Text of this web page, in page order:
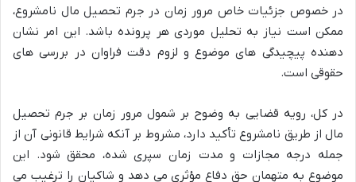
در خصوص جزئیات خاص مرور زمان در جرم تحصیل مال نامشروع،
ممکن است نیاز به تحلیل موردی هر پرونده باشد. این امر نشان
دهنده پیچیدگی های موضوع و لزوم دقت فراوان در بررسی های
حقوقی است.
در کل، رویه قضایی به وضوح بر شمول مرور زمان بر جرم تحصیل
مال از طریق نامشروع تأکید دارد، مشروط بر آنکه شرایط قانونی آن از
جمله درجه مجازات و مدت زمان سپری شده، محقق شود. این
موضوع به متهمان حق دفاع مؤثری می دهد و شاکیان را ترغیب می